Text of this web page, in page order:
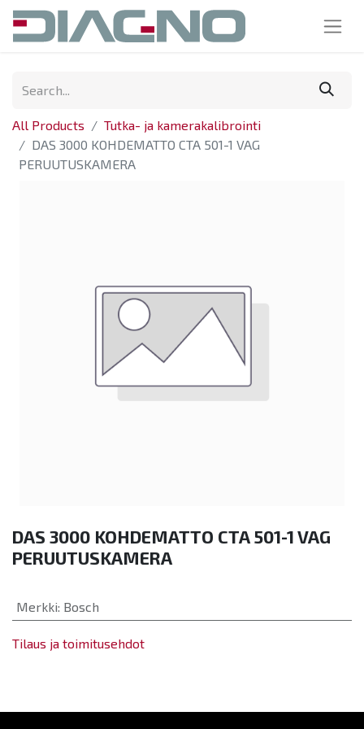
All Products
Tutka- ja kamerakalibrointi
DAS 3000 KOHDEMATTO CTA 501-1 VAG
PERUUTUSKAMERA
DAS 3000 KOHDEMATTO CTA 501-1 VAG
PERUUTUSKAMERA
Merkki: Bosch
Tilaus ja toimitusehdot